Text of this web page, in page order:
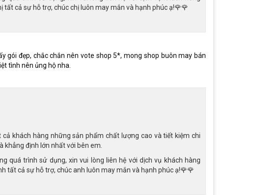
cả sự hỗ trợ, chúc chị luôn may mắn và hạnh phúc ạ!🌹🌹
gói đẹp, chắc chắn nên vote shop 5*, mong shop buôn may bán
tình nên ủng hộ nha.
khách hàng những sản phẩm chất lượng cao và tiết kiệm chi
khẳng định lớn nhất với bên em.
quá trình sử dụng, xin vui lòng liên hệ với dịch vụ khách hàng
tất cả sự hỗ trợ, chúc anh luôn may mắn và hạnh phúc ạ!🌹🌹